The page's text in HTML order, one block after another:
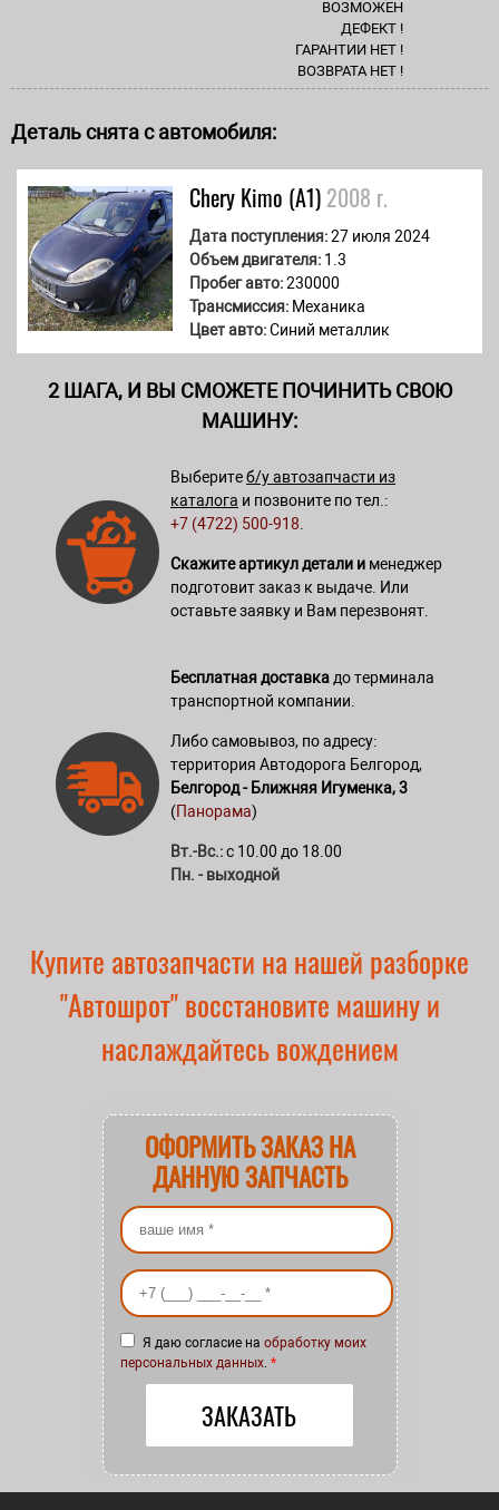
ВОЗМОЖЕН
ДЕФЕКТ !
ГАРАНТИИ НЕТ !
ВОЗВРАТА НЕТ !
Деталь снята с автомобиля:
Chery Kimo (A1) 2008 г.
Дата поступления:27 июля 2024
Объем двигателя: 1.3
Пробег авто:230000
Трансмиссия: Механика
Цвет авто:Синий металлик
2 ШАГА, И ВЫ СМОЖЕТЕ ПОЧИНИТЬ СВОЮ
МАШИНУ:
Выберитеб/у автозапчасти из
каталога и позвоните по тел.:
+7 (4722) 500-918
Скажите артикул детали и менеджер
подготовит заказ к выдаче. Или
оставьте заявку и Вам перезвонят.
Бесплатная доставка до терминала
транспортной компании.
Либо самовывоз, по адресу:
территория Автодорога Белгород,
Белгород - Ближняя Игуменка, 3
(Панорама)
Вт.-Вс.:с 10.00 до 18.00
Пн. - выходной
Купите автозапчасти на нашей разборке
"Автошрот" восстановите машину и
наслаждайтесь вождением
ОФОРМИТЬ ЗАКАЗ НА
ДАННУЮ ЗАПЧАСТЬ
Ваше имя*
Ваш номер телефона*
Я даю согласие на обработку моих
персональных данных. *